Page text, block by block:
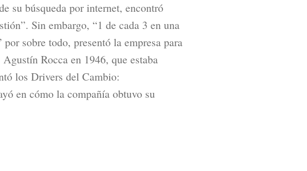
su búsqueda por internet, encontró
Sin embargo, “1 de cada 3 en una
sobre todo, presentó la empresa para
Rocca en 1946, que estaba
los Drivers del Cambio:
en cómo la compañía obtuvo su